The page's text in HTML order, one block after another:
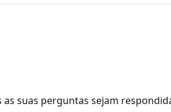
suas perguntas sejam